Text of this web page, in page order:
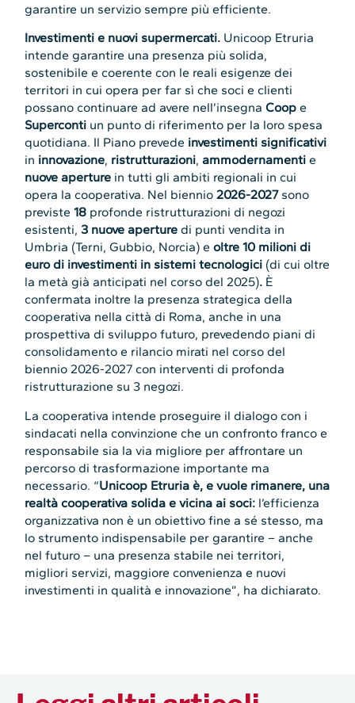
garantire un servizio sempre più efficiente.
Investimenti e nuovi supermercati. Unicoop Etruria
intende garantire una presenza più solida,
sostenibile e coerente con le reali esigenze dei
territori in cui opera per far sì che soci e clienti
possano continuare ad avere nell’insegnaCoop e
Superconti un punto di riferimento per la loro spesa
quotidiana. Il Piano prevede investimenti significativi
in innovazione, ristrutturazioni, ammodernamentie
nuove aperture in tutti gli ambiti regionali in cui
opera la cooperativa. Nel biennio2026-2027 sono
previste 18 profonde ristrutturazioni di negozi
esistenti, 3 nuove aperturedi punti vendita in
Umbria (Terni, Gubbio, Norcia) e oltre 10 milioni di
euro di investimenti in sistemi tecnologici (di cui oltre
la metà già anticipati nel corso del 2025). È
confermata inoltre la presenza strategica della
cooperativa nella città di Roma, anche in una
prospettiva di sviluppo futuro, prevedendo piani di
consolidamento e rilancio mirati nel corso del
biennio 2026-2027 con interventi di profonda
ristrutturazione su 3 negozi.
La cooperativa intende proseguire il dialogo con i
sindacati nella convinzione che un confronto franco e
responsabile sia la via migliore per affrontare un
percorso di trasformazione importante ma
necessario. “Unicoop Etruria è, e vuole rimanere, una
realtà cooperativa solida e vicina ai soci: l’efficienza
organizzativa non è un obiettivo fine a sé stesso, ma
lo strumento indispensabile per garantire – anche
nel futuro – una presenza stabile nei territori,
migliori servizi, maggiore convenienza e nuovi
investimenti in qualità e innovazione”, ha dichiarato.